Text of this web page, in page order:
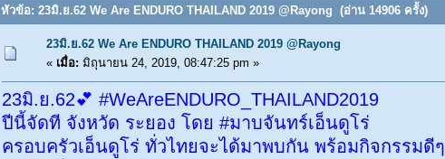
หัวข้อ: 23มิ.ย.62 We Are ENDURO THAILAND 2019 @Rayong (อ่าน 14906 ครั้ง)
23มิ.ย.62 We Are ENDURO THAILAND 2019 @Rayong
« เมื่อ: มิถุนายน 24, 2019, 08:47:25 pm »
23มิ.ย.62💕 #WeAreENDURO_THAILAND2019
ปีนี้จัดที จังหวัด ระยอง โดย #มาบจันทร์เอ็นดูโร่
ครอบครัวเอ็นดูโร่ ทั่วไทยจะได้มาพบกัน พร้อมกิจกรรมดีๆ